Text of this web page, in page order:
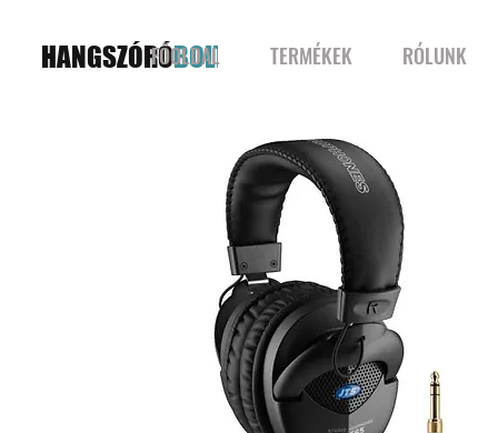
HANGSZÓRÓBOLT
FŐOLDAL TERMÉKEK RÓLUNK